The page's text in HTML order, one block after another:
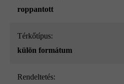
roppantott
Térkőtípus:
külön formátum
Rendeltetés: